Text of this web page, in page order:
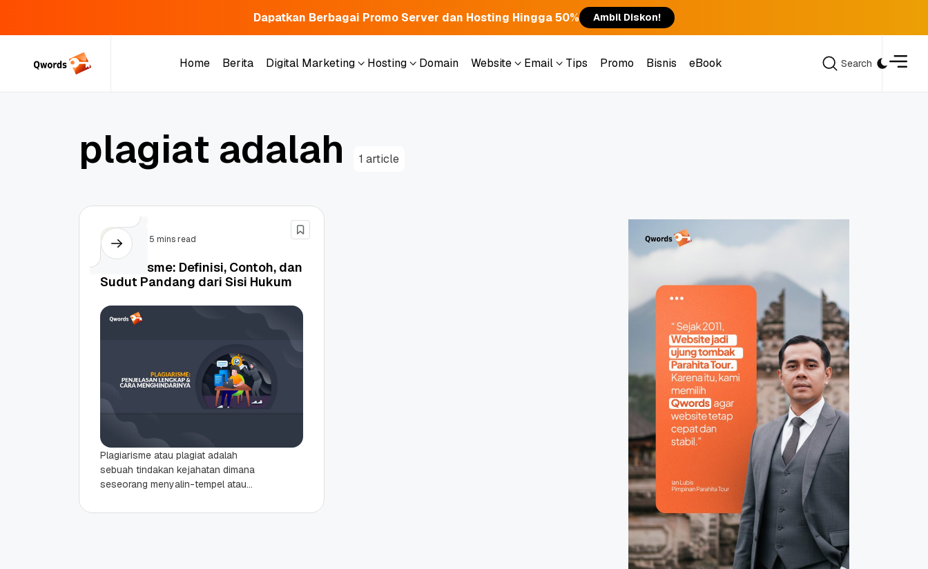
Dapatkan Berbagai Promo Server dan Hosting Hingga 50% Ambil Diskon!
Home
Berita
Digital Marketing
Hosting
Domain
Website
Email
Tips
Promo
Bisnis
eBook
Search
plagiat adalah 1 article
Tips 5 mins read
Plagiarisme: Definisi, Contoh, dan
Sudut Pandang dari Sisi Hukum
Plagiarisme atau plagiat adalah
sebuah tindakan kejahatan dimana
seseorang menyalin-tempel atau
dikredit. Tindakan ini termasuk